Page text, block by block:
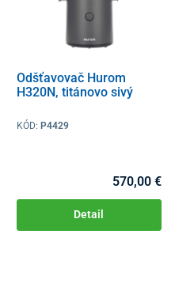
Odšťavovač Hurom
H320N, titánovo sivý
KÓD: P4429
570,00 €
Detail